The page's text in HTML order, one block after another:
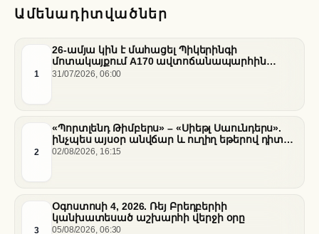
Ամենադիտվածներ
1
26-ամյա կին է մահացել Պիկերինգի
մոտակայքում A170 ավտոճանապարհին
տեղի ունեցած վթարի հետևանքով
31/07/2026, 06:00
2
«Պորտլենդ Թիմբերս» – «Սիեթլ Սաունդերս».
ինչպես այսօր անվճար և ուղիղ եթերով դիտել
հանդիպումը
02/08/2026, 16:15
3
Օգոստոսի 4, 2026. Ռեյ Բրեդբերիի
կանխատեսած աշխարհի վերջի օրը
05/08/2026, 06:30